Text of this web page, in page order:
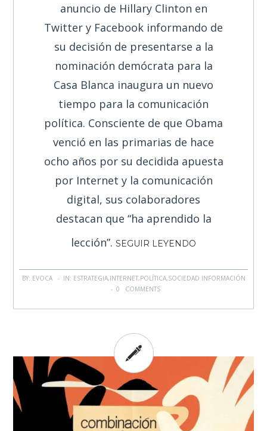
anuncio de Hillary Clinton en
Twitter y Facebook informando de
su decisión de presentarse a la
nominación demócrata para la
Casa Blanca inaugura un nuevo
tiempo para la comunicación
política. Consciente de que Obama
venció en las primarias de hace
ocho años por su decidida apuesta
por Internet y la comunicación
digital, sus colaboradores
destacan que “ha aprendido la
lección”. SEGUIR LEYENDO
BY: EVOCA - IN: ESTRATEGIA,INTERNET,POLÍTICA,SOCIEDAD INFORMACIÓN
- 0 COMMENTS